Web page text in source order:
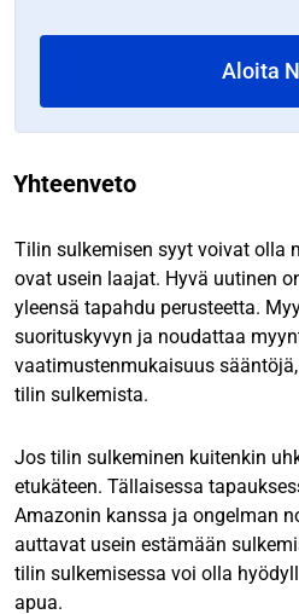
Aloita
Yhteenveto
Tilin sulkemisen syyt voivat olla
ovat usein laajat. Hyvä uutinen
yleensä tapahdu perusteetta.
suorituskyvyn ja noudattaa
vaatimustenmukaisuus
tilin sulkemista.
Jos tilin sulkeminen kuitenkin
etukäteen. Tällaisessa
Amazonin kanssa ja ongelman
auttavat usein estämään
tilin sulkemisessa voi olla
apua.